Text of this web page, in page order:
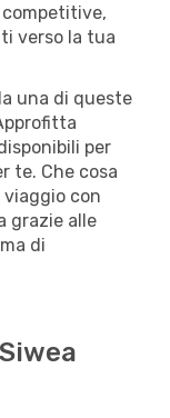
verso la tua
una di queste
per
te. Che cosa
con
grazie alle
di